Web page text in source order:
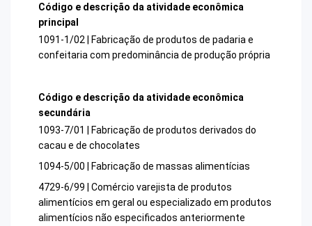
Código e descrição da atividade econômica
principal
1091-1/02 | Fabricação de produtos de padaria e
confeitaria com predominância de produção própria
Código e descrição da atividade econômica
secundária
1093-7/01 | Fabricação de produtos derivados do
cacau e de chocolates
1094-5/00 | Fabricação de massas alimentícias
4729-6/99 | Comércio varejista de produtos
alimentícios em geral ou especializado em produtos
alimentícios não especificados anteriormente